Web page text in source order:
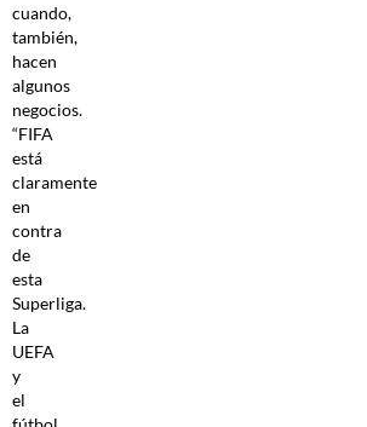
cuando,
también,
hacen
algunos
negocios.
“FIFA
está
claramente
en
contra
de
esta
Superliga.
La
UEFA
y
el